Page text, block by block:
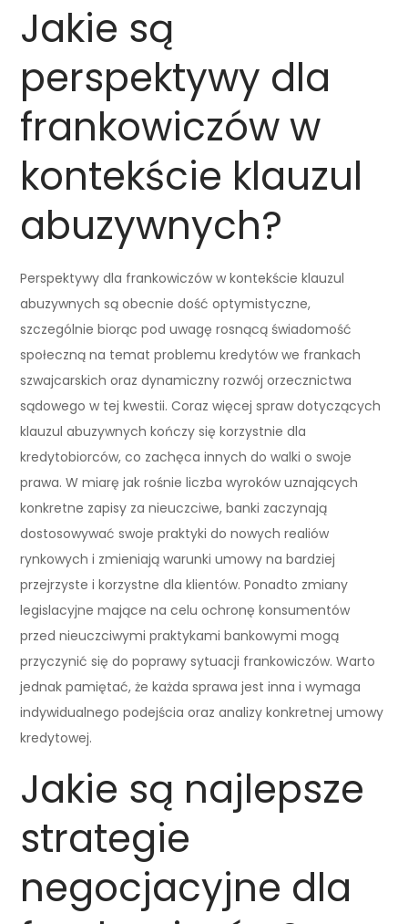
Jakie są
perspektywy dla
frankowiczów w
kontekście klauzul
abuzywnych?
Perspektywy dla frankowiczów w kontekście klauzul
abuzywnych są obecnie dość optymistyczne,
szczególnie biorąc pod uwagę rosnącą świadomość
społeczną na temat problemu kredytów we frankach
szwajcarskich oraz dynamiczny rozwój orzecznictwa
sądowego w tej kwestii. Coraz więcej spraw dotyczących
klauzul abuzywnych kończy się korzystnie dla
kredytobiorców, co zachęca innych do walki o swoje
prawa. W miarę jak rośnie liczba wyroków uznających
konkretne zapisy za nieuczciwe, banki zaczynają
dostosowywać swoje praktyki do nowych realiów
rynkowych i zmieniają warunki umowy na bardziej
przejrzyste i korzystne dla klientów. Ponadto zmiany
legislacyjne mające na celu ochronę konsumentów
przed nieuczciwymi praktykami bankowymi mogą
przyczynić się do poprawy sytuacji frankowiczów. Warto
jednak pamiętać, że każda sprawa jest inna i wymaga
indywidualnego podejścia oraz analizy konkretnej umowy
kredytowej.
Jakie są najlepsze
strategie
negocjacyjne dla